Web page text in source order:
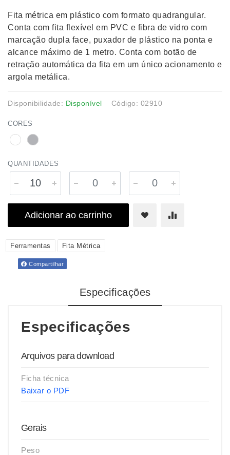
Fita métrica em plástico com formato quadrangular.
Conta com fita flexível em PVC e fibra de vidro com
marcação dupla face, puxador de plástico na ponta e
alcance máximo de 1 metro. Conta com botão de
retração automática da fita em um único acionamento e
argola metálica.
Disponibilidade: Disponível Código: 02910
CORES
QUANTIDADES
Adicionar ao carrinho
Ferramentas Fita Métrica
Compartilhar
Especificações
Especificações
Arquivos para download
Ficha técnica
Baixar o PDF
Gerais
Peso